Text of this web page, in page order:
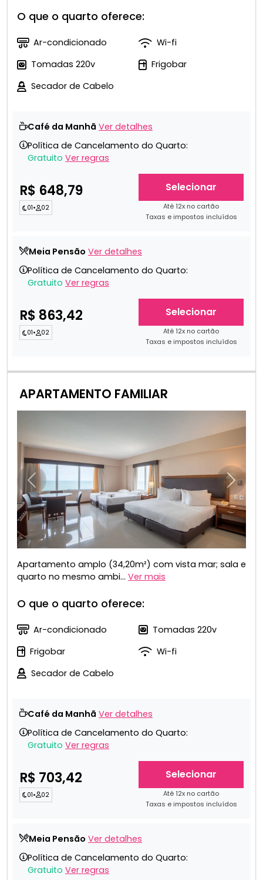
O que o quarto oferece:
Ar-condicionado
Wi-fi
Tomadas 220v
Frigobar
Secador de Cabelo
Café da Manhã Ver detalhes
Política de Cancelamento do Quarto:
Gratuito Ver regras
R$ 648,79
01• 02
Selecionar
Até 12x no cartão
Taxas e impostos incluídos
Meia Pensão Ver detalhes
Política de Cancelamento do Quarto:
Gratuito Ver regras
R$ 863,42
01• 02
Selecionar
Até 12x no cartão
Taxas e impostos incluídos
APARTAMENTO FAMILIAR
Anterior
Apartamento amplo (34,20m²) com vista mar; sala e
quarto no mesmo ambi... Ver mais
O que o quarto oferece:
Ar-condicionado
Tomadas 220v
Frigobar
Wi-fi
Secador de Cabelo
Café da Manhã Ver detalhes
Política de Cancelamento do Quarto:
Gratuito Ver regras
R$ 703,42
01• 02
Selecionar
Até 12x no cartão
Taxas e impostos incluídos
Meia Pensão Ver detalhes
Política de Cancelamento do Quarto:
Gratuito Ver regras